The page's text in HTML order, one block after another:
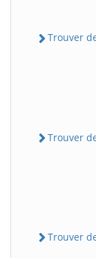
Trouver
Trouver
Trouver